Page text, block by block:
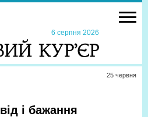
6 серпня 2026
25 червня
і бажання